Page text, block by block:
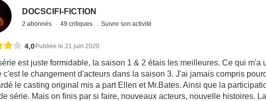
DOCSCIFI-FICTION
2 abonnés 49 critiques Suivre son activité
4,0 Publiée le 21 juin 2020
est juste formidable, la saison 1 & 2 étais les meilleures. Ce qui m'a
c'est le changement d'acteurs dans la saison 3. J'ai jamais compris
le casting original mis a part Ellen et Mr.Bates. Ainsi que la
série. Mais on finis par si faire, nouveaux acteurs, nouvelle histoires.